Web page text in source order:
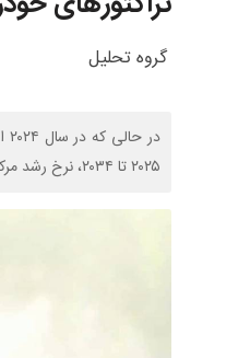
گروه تحلیل
۲۰۲۵ تا ۲۰۳۴، نرخ رشد مرکب سالانه 3/26درصد را ثبت کند.